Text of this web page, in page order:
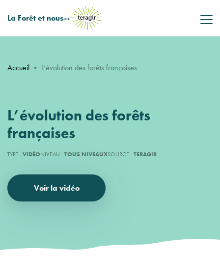
La Forêt et nouspar
Accueil • L’évolution des forêts françaises
L’évolution des forêts
françaises
TYPE : VIDÉONIVEAU : TOUS NIVEAUXSOURCE : TERAGIR
Voir la vidéo